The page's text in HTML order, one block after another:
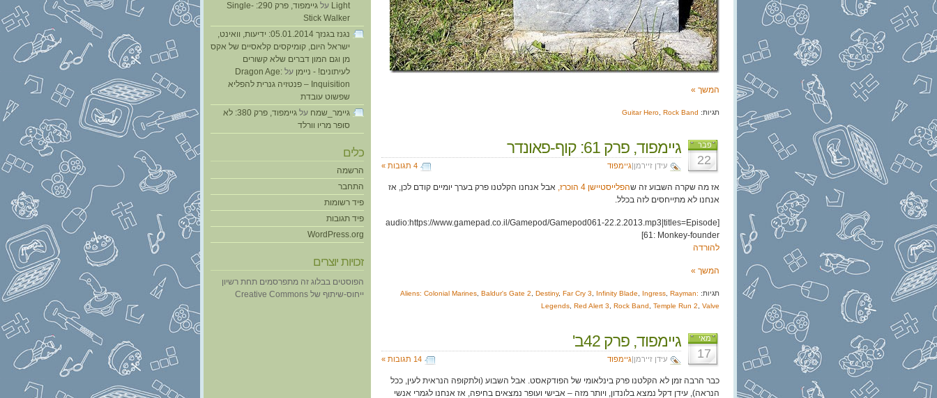
המשך »
תגיות: Guitar Hero Rock Band
פבר
22
גיימפוד, פרק 61: קוף-פאונדר
עידן זיירמן|גיימפוד 4 תגובות »
אז מה שקרה השבוע זה שהפלייסטיישן 4 הוכרז,
אבל אנחנו הקלטנו פרק בערך יומיים קודם לכן, אז
אנחנו לא מתייחסים לזה בכלל.
[audio:https://www.gamepad.co.il/Gamepod/Gamepod061-22.2.2013.mp3|titles=Episode
61: Monkey-founder]
להורדה
המשך »
תגיות: Aliens: Colonial Marines Baldur's Gate 2 Destiny, Far Cry 3 Infinity Blade Ingress Rayman:
Legends Red Alert 3 Rock Band Temple Run 2 Valve
מאי
17
גיימפוד, פרק 42ב'
עידן זיירמן|גיימפוד 14 תגובות »
כבר הרבה זמן לא הקלטנו פרק בינלאומי של הפודקאסט. אבל השבוע (ולתקופה הנראית לעין, ככל
הנראה), עידן דקל נמצא בלונדון, ויותר מזה – אבישי ועופר נמצאים בחיפה, אז אנחנו לגמרי אנשי
Light על
גיימפוד, פרק 290: Single-
Stick Walker
נגנז בגנזך 05.01.2014: ידיעות, וואינט,
ישראל היום, קומיקסים קלאסיים של אקס
מן וגם המון דברים שלא קשורים
לעיתונים! - ניימן על Dragon Age:
Inquisition – פנטזיה גנרית להפליא
שפשוט עובדת
גיימר_שמח על
גיימפוד, פרק 380: לא
סופר מריו וורלד
כלים
הרשמה
התחבר
פיד רשומות
פיד תגובות
WordPress.org
זכויות יוצרים
הפוסטים בבלוג זה מתפרסמים תחת רשיון
ייחוס-שיתוף של Creative Commons